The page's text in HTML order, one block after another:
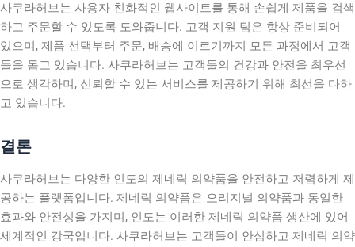
사쿠라허브는 사용자 친화적인 웹사이트를 통해 손쉽게 제품을 검색
하고 주문할 수 있도록 도와줍니다. 고객 지원 팀은 항상 준비되어
있으며, 제품 선택부터 주문, 배송에 이르기까지 모든 과정에서 고객
들을 돕고 있습니다. 사쿠라허브는 고객들의 건강과 안전을 최우선
으로 생각하며, 신뢰할 수 있는 서비스를 제공하기 위해 최선을 다하
고 있습니다.
결론
사쿠라허브는 다양한 인도의 제네릭 의약품을 안전하고 저렴하게 제
공하는 플랫폼입니다. 제네릭 의약품은 오리지널 의약품과 동일한
효과와 안전성을 가지며, 인도는 이러한 제네릭 의약품 생산에 있어
세계적인 강국입니다. 사쿠라허브는 고객들이 안심하고 제네릭 의약